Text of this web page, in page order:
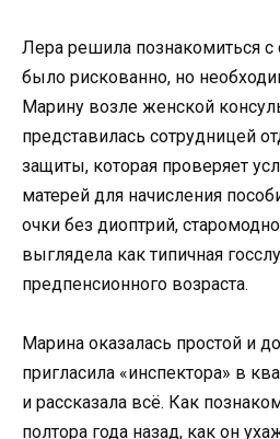
Лера решила познакомиться с
было рискованно, но
Марину возле женской
представилась сотрудницей
защиты, которая проверяет
матерей для начисления
очки без диоптрий,
выглядела как типичная
предпенсионного возраста.
Марина оказалась простой и
пригласила «инспектора» в
и рассказала всё. Как
полтора года назад, как он